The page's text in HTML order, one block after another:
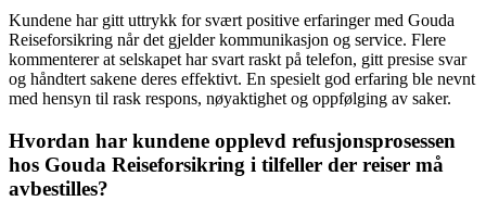
Kundene har gitt uttrykk for svært positive erfaringer med Gouda
Reiseforsikring når det gjelder kommunikasjon og service. Flere
kommenterer at selskapet har svart raskt på telefon, gitt presise svar
og håndtert sakene deres effektivt. En spesielt god erfaring ble nevnt
med hensyn til rask respons, nøyaktighet og oppfølging av saker.
Hvordan har kundene opplevd refusjonsprosessen
hos Gouda Reiseforsikring i tilfeller der reiser må
avbestilles?